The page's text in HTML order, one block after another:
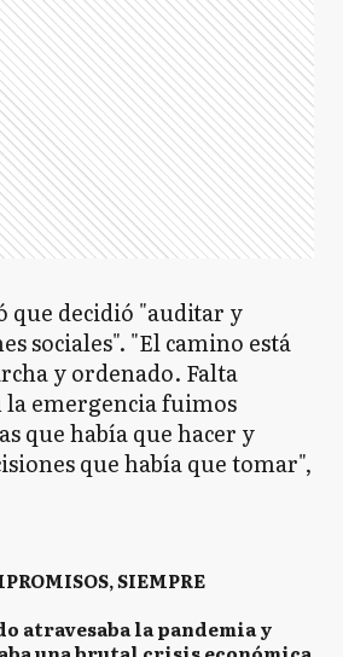
que decidió "auditar y
sociales". "El camino está
y ordenado. Falta
emergencia fuimos
que había que hacer y
que había que tomar",
SIEMPRE
atravesaba la pandemia y